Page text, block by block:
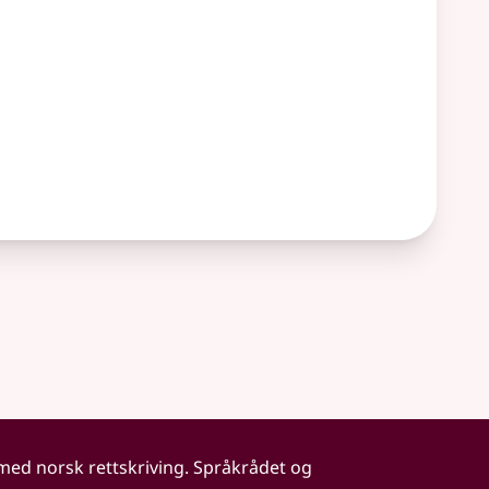
norsk rettskriving. Språkrådet og